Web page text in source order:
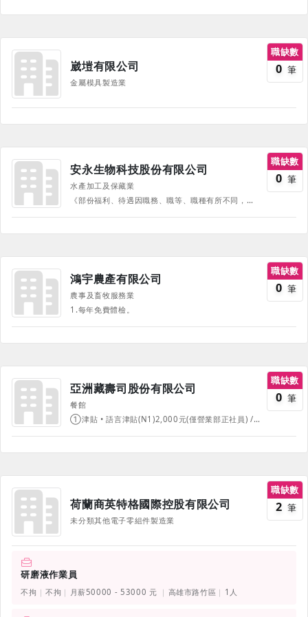
崴塏有限公司
金屬模具製造業
職缺數
0 筆
安永生物科技股份有限公司
水產加工及保藏業
《部份福利、待遇因職務、職等、職種有所不同，並隨公司營運方針有所調整，詳情請於面試時詢問，並以面試為主》
職缺數
0 筆
鴻宇農產有限公司
農事及畜牧服務業
1.每年免費體檢。
職缺數
0 筆
亞洲藏壽司股份有限公司
餐館
①津貼 • 語言津貼(N1)2,000元(僅營業部正社員) / 華語文能力測驗2,000元(僅營業部外籍正社員) • 通勤津貼一律補助1,400元 • 返鄉探親來回機票補助(僅外籍正社員) • 婚喪喜慶禮金 • 員工用餐八折優惠 • 配合公司異動之相關補助津貼 (配合公司業務異動，若異動地點符合勞動法令所定合理距離之補助基準者， 將依公司規定提供相關補助5,000元) • 符合公司優良表現相關規範者，得依規定核發津貼最高4000元。 (依出勤狀況及個人工作表現綜合評價，非固定薪資或全勤獎金，公司有權更改、中止或廢除)★僅營業部正社員適用 ②升遷/教育 • 完整教育訓練 • 順暢升遷管道，每月考核，通過即可加薪 • 幹部研修(各級幹部皆有專業的階段性培訓) • 日本研修(營業部店長職以上)<每年一次> • 加班費 ③獎金 • 三節獎金 • 決算賞與-【營業部:副店長職以上 本部:主任職以上】領取資格:須擔任管理職一年 ④休假-依照勞基法 • 特休/年假 • 陪產假 • 家庭照顧假 • 生理假/育嬰假 ⑤其他 • 不定期社內活動(聚餐、運動會、員工舒壓活動) • 員工制服/伙食費 • 員工休息室 • 免費健康檢查(在職滿1年後) ⑥各項獎勵金 • 介紹獎金 介紹親朋友好友入職滿3個月，即可獲得3,000~5,000元!!(依介紹職位不同) • 在職獎勵金 即日起入社成為營業部正職人員～滿半年發3,600元!最高可領12,000元喔!!(依年資發放獎金) 幸福挺你!在藏壽司發光發熱吧 : )
職缺數
0 筆
荷蘭商英特格國際控股有限公司
未分類其他電子零組件製造業
職缺數
2 筆
研磨液作業員
不拘 不拘 月薪50000 - 53000 元 高雄市路竹區 1人